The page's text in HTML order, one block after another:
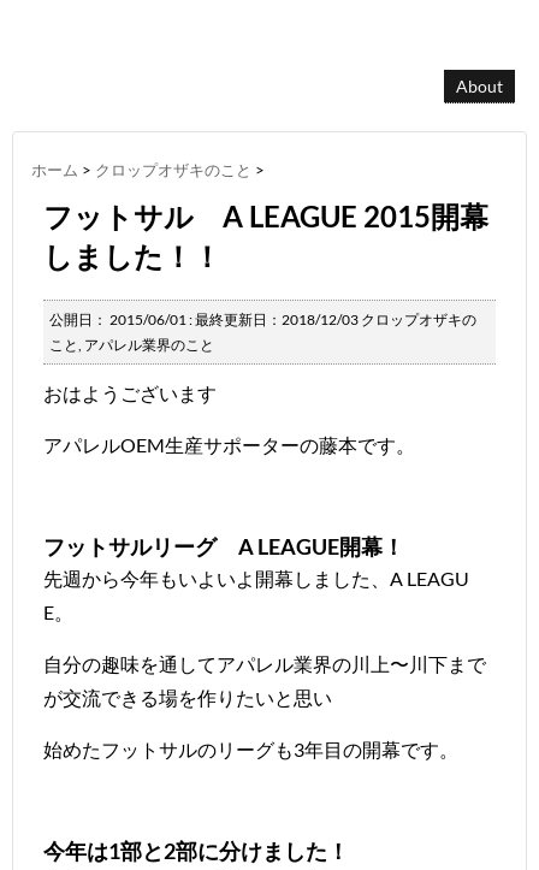
About
ホーム > クロップオザキのこと >
フットサル A LEAGUE 2015開幕
しました！！
公開日： 2015/06/01: 最終更新日：2018/12/03 クロップオザキの
こと, アパレル業界のこと
おはようございます
アパレルOEM生産サポーターの藤本です。
フットサルリーグ A LEAGUE開幕！
先週から今年もいよいよ開幕しました、A LEAGU
E。
自分の趣味を通してアパレル業界の川上〜川下まで
が交流できる場を作りたいと思い
始めたフットサルのリーグも3年目の開幕です。
今年は1部と2部に分けました！